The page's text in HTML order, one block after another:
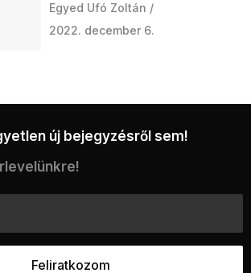
Egyed Ufó Zoltán
2022. december 6.
új bejegyzésről sem!